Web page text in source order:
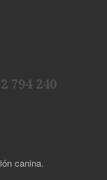
240
canina.